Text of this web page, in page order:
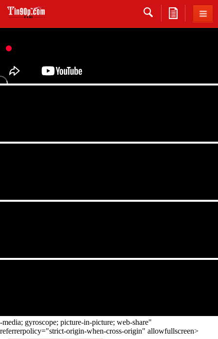
-media; gyroscope; picture-in-picture; web-share"
referrerpolicy="strict-origin-when-cross-origin" allowfullscreen>